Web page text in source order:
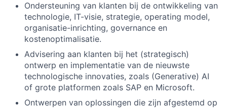
Ondersteuning van klanten bij de ontwikkeling van
technologie, IT-visie, strategie, operating model,
organisatie-inrichting, governance en
kostenoptimalisatie.
Advisering aan klanten bij het (strategisch)
ontwerp en implementatie van de nieuwste
technologische innovaties, zoals (Generative) AI
of grote platformen zoals SAP en Microsoft.
Ontwerpen van oplossingen die zijn afgestemd op